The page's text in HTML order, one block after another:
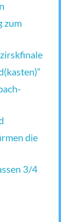
zum
die
3/4